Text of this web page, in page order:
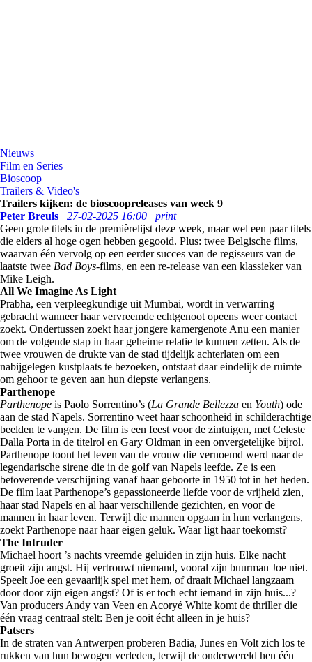
Nieuws
Film en Series
Bioscoop
Trailers & Video's
Trailers kijken: de bioscoopreleases van week 9
Peter Breuls
27-02-2025 16:00
print
Geen grote titels in de premièrelijst deze week, maar wel een paar titels
die elders al hoge ogen hebben gegooid. Plus: twee Belgische films,
waarvan één vervolg op een eerder succes van de regisseurs van de
laatste twee Bad Boys-films, en een re-release van een klassieker van
Mike Leigh.
All We Imagine As Light
Prabha, een verpleegkundige uit Mumbai, wordt in verwarring
gebracht wanneer haar vervreemde echtgenoot opeens weer contact
zoekt. Ondertussen zoekt haar jongere kamergenote Anu een manier
om de volgende stap in haar geheime relatie te kunnen zetten. Als de
twee vrouwen de drukte van de stad tijdelijk achterlaten om een
nabijgelegen kustplaats te bezoeken, ontstaat daar eindelijk de ruimte
om gehoor te geven aan hun diepste verlangens.
Parthenope
Parthenope is Paolo Sorrentino’s (La Grande Bellezza en Youth) ode
aan de stad Napels. Sorrentino weet haar schoonheid in schilderachtige
beelden te vangen. De film is een feest voor de zintuigen, met Celeste
Dalla Porta in de titelrol en Gary Oldman in een onvergetelijke bijrol.
Parthenope toont het leven van de vrouw die vernoemd werd naar de
legendarische sirene die in de golf van Napels leefde. Ze is een
betoverende verschijning vanaf haar geboorte in 1950 tot in het heden.
De film laat Parthenope’s gepassioneerde liefde voor de vrijheid zien,
haar stad Napels en al haar verschillende gezichten, en voor de
mannen in haar leven. Terwijl die mannen opgaan in hun verlangens,
zoekt Parthenope naar haar eigen geluk. Waar ligt haar toekomst?
The Intruder
Michael hoort ’s nachts vreemde geluiden in zijn huis. Elke nacht
groeit zijn angst. Hij vertrouwt niemand, vooral zijn buurman Joe niet.
Speelt Joe een gevaarlijk spel met hem, of draait Michael langzaam
door door zijn eigen angst? Of is er toch echt iemand in zijn huis...?
Van producers Andy van Veen en Acoryé White komt de thriller die
één vraag centraal stelt: Ben je ooit écht alleen in je huis?
Patsers
In de straten van Antwerpen proberen Badia, Junes en Volt zich los te
rukken van hun bewogen verleden, terwijl de onderwereld hen één